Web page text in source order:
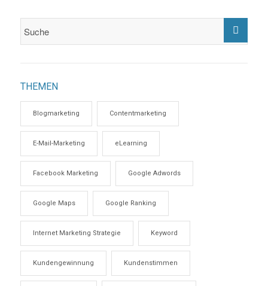
THEMEN
Blogmarketing Contentmarketing
E-Mail-Marketing eLearning
Facebook Marketing Google Adwords
Google Maps Google Ranking
Internet Marketing Strategie Keyword
Kundengewinnung Kundenstimmen